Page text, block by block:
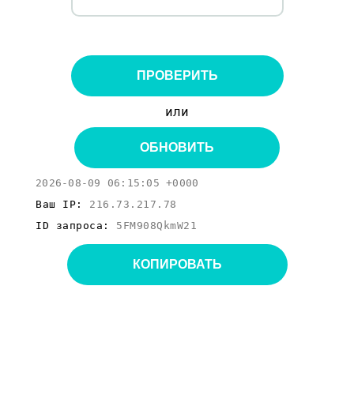
ПРОВЕРИТЬ
или
ОБНОВИТЬ
2026-08-09 06:15:05 +0000
Ваш IP: 216.73.217.78
ID запроса: 5FM908QkmW21
КОПИРОВАТЬ